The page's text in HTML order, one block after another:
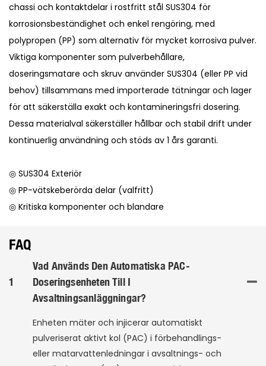
chassi och kontaktdelar i rostfritt stål SUS304 för
korrosionsbeständighet och enkel rengöring, med
polypropen (PP) som alternativ för mycket korrosiva pulver.
Viktiga komponenter som pulverbehållare,
doseringsmatare och skruv använder SUS304 (eller PP vid
behov) tillsammans med importerade tätningar och lager
för att säkerställa exakt och kontamineringsfri dosering.
Dessa materialval säkerställer hållbar och stabil drift under
kontinuerlig användning och stöds av 1 års garanti.
◎ SUS304 Exteriör
◎ PP-vätskeberörda delar (valfritt)
◎ Kritiska komponenter och blandare
FAQ
1
Vad Används Den Automatiska PAC-
Doseringsenheten Till I
Avsaltningsanläggningar?
Enheten mäter och injicerar automatiskt
pulveriserat aktivt kol (PAC) i förbehandlings-
eller matarvattenledningar i avsaltnings- och